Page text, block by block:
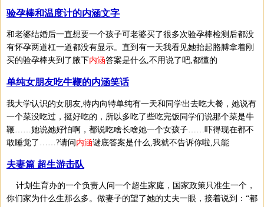
验孕棒和温度计的内涵文字
和老婆结婚后一直想要一个孩子可老婆买了很多次验孕棒检测后都没
有怀孕两道杠一道都没有显示。直到有一天我看见她抬起胳膊拿着刚
买的验孕棒夹到了腋下内涵答案是什么,不用说了吧,都懂的
单纯女朋友吃牛鞭的内涵笑话
我大学认识的女朋友,特内向特单纯有一天和同学出去吃大餐，她说有
一个菜没吃过，挺好吃的，所以多吃了些吃完饭同学们说那个菜是牛
鞭……她说她好怕啊，都说吃啥长啥她一个女孩子……吓得现在都不
敢睡觉了……?请问内涵谜底答案是什么,我就不告诉你啦,只能
夫妻篇 超生游击队
计划生育办的一个负责人问一个超生家庭，国家政策只准生一个，
你们家为什么生那么多。做妻子的望了她的丈夫一眼，接着说到：“都